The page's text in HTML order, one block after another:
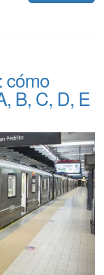
cómo
B, C, D, E